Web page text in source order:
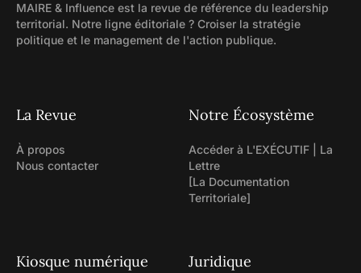
MAIRE & Influence est la revue de référence du leadership
territorial. Notre ligne éditoriale ? Croiser la stratégie
politique et le management de l'action publique.
La Revue
À propos
Nous contacter
Notre Écosystème
Accéder à L'EXÉCUTIF | La
Lettre
[La Documentation
Territoriale]
Kiosque numérique Juridique